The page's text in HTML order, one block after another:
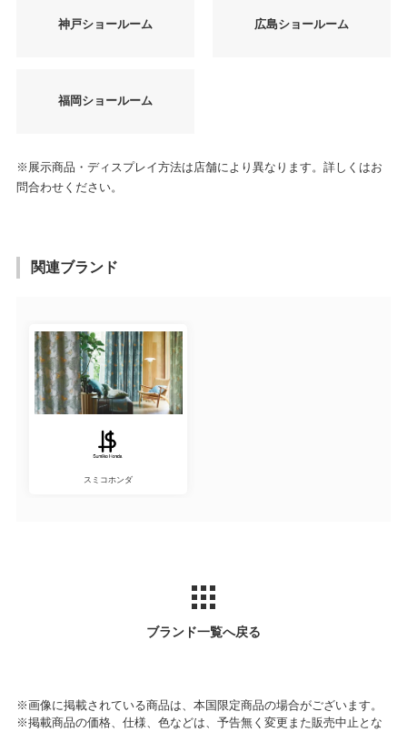
神戸ショールーム 広島ショールーム
福岡ショールーム
※展示商品・ディスプレイ方法は店舗により異なります。詳しくはお
問合わせください。
関連ブランド
スミコホンダ
ブランド一覧へ戻る
※画像に掲載されている商品は、本国限定商品の場合がございます。
※掲載商品の価格、仕様、色などは、予告無く変更また販売中止とな